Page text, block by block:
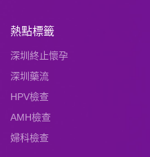
熱點標籤
深圳終止懷孕
深圳藥流
HPV檢查
AMH檢查
婦科檢查